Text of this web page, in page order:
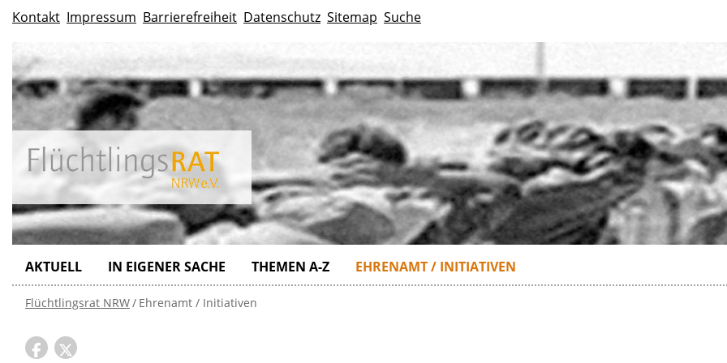
Kontakt Impressum Barrierefreiheit Datenschutz Sitemap Suche
AKTUELL IN EIGENER SACHE THEMEN A-Z EHRENAMT / INITIATIVEN
Flüchtlingsrat NRW Ehrenamt / Initiativen